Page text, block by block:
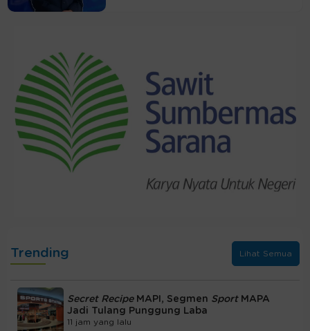
Trending Lihat Semua
Secret RecipeMAPI, Segmen Sport MAPA
Jadi Tulang Punggung Laba
11 jam yang lalu